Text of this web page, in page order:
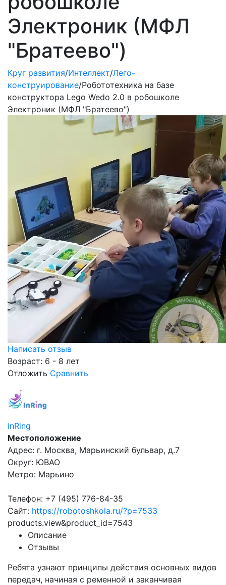
Электроник (МФЛ
"Братеево")
Круг развития/Интеллект/Лего-
конструирование/Робототехника на базе
конструктора Lego Wedo 2.0 в робошколе
Электроник (МФЛ "Братеево")
Написать отзыв
Возраст: 6 - 8 лет
Отложить Сравнить
inRing
Местоположение
Адрес: г. Москва, Марьинский бульвар, д.7
Округ: ЮВАО
Метро: Марьино
Телефон: +7 (495) 776-84-35
Сайт: https://robotoshkola.ru/?p=7533
products.view&product_id=7543
Описание
Отзывы
Ребята узнают принципы действия основных видов
передач, начиная с ременной и заканчивая